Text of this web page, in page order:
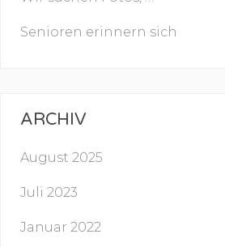
Senioren erinnern sich
ARCHIV
August 2025
Juli 2023
Januar 2022